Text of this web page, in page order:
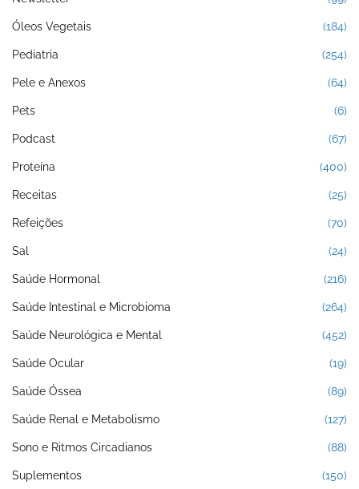
Óleos Vegetais (184)
Pediatria (254)
Pele e Anexos (64)
Pets (6)
Podcast (67)
Proteína (400)
Receitas (25)
Refeições (70)
Sal (24)
Saúde Hormonal (216)
Saúde Intestinal e Microbioma (264)
Saúde Neurológica e Mental (452)
Saúde Ocular (19)
Saúde Óssea (89)
Saúde Renal e Metabolismo (127)
Sono e Ritmos Circadianos (88)
Suplementos (150)